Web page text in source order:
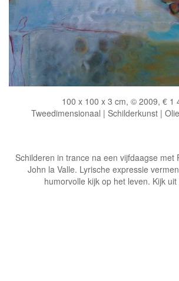
100 x 100 x 3 cm, © 2009, € 1
Tweedimensionaal | Schilderkunst |
Schilderen in trance na een vijfdaagse met
John la Valle. Lyrische expressie
humorvolle kijk op het leven. Kijk